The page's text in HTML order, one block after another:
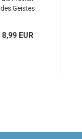
des Geistes
8,99 EUR